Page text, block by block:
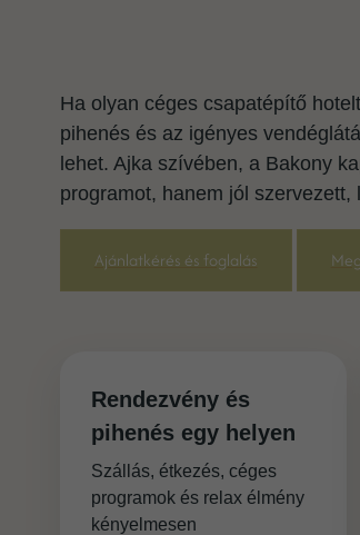
Ha olyan céges csapatépítő
pihenés és az igényes
lehet. Ajka szívében, a Bakony
programot, hanem jól szervezett,
Ajánlatkérés és foglalás
Rendezvény és
pihenés egy helyen
Szállás, étkezés, céges
programok és relax élmény
kényelmesen